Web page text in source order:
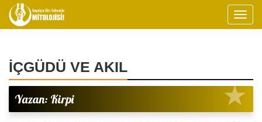
İÇGÜDÜ VE AKIL
Yazan: Kirpi